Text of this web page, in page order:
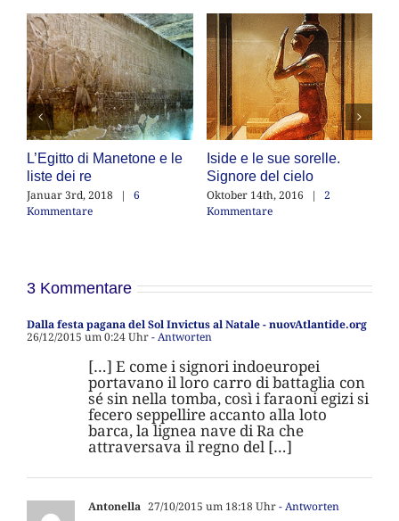
L’Egitto di Manetone e le
liste dei re
Januar 3rd, 2018
|
6
Kommentare
Iside e le sue sorelle.
Signore del cielo
Oktober 14th, 2016
|
2
Kommentare
3 Kommentare
Dalla festa pagana del Sol Invictus al Natale - nuovAtlantide.org
26/12/2015 um 0:24 Uhr- Antworten
[…] E come i signori indoeuropei
portavano il loro carro di battaglia con
sé sin nella tomba, così i faraoni egizi si
fecero seppellire accanto alla loto
barca, la lignea nave di Ra che
attraversava il regno del […]
Antonella 27/10/2015 um 18:18 Uhr- Antworten